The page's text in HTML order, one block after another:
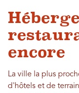
encore
La ville la plus
d'hôtels et de